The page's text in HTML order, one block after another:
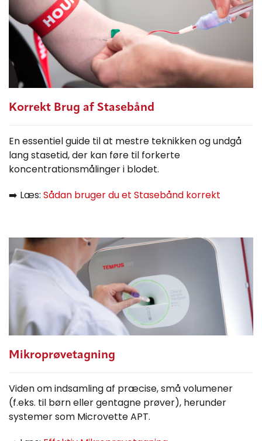
Korrekt Brug af Stasebånd
En essentiel guide til at mestre teknikken og undgå
lang stasetid, der kan føre til forkerte
koncentrationsmålinger i blodet.
➡️ Læs: Sådan bruger du et Stasebånd korrekt
Mikroprøvetagning
Viden om indsamling af præcise, små volumener
(f.eks. til børn eller gentagne prøver), herunder
systemer som Microvette APT.